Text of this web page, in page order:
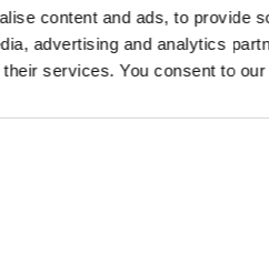
content and ads, to provide
advertising and analytics
services. You consent to